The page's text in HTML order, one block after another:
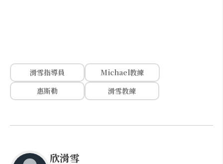
滑雪指導員
Michael教練
惠斯勒
滑雪教練
欣滑雪